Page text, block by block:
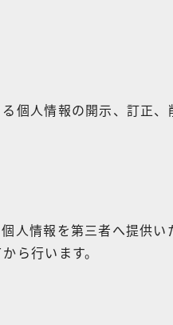
個人情報の開示、訂正
人情報を第三者へ提供
ら行います。